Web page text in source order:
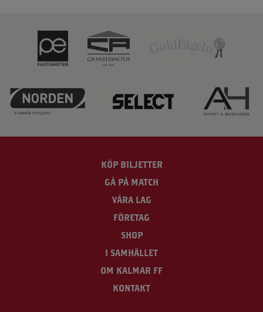
KÖP BILJETTER
GÅ PÅ MATCH
VÅRA LAG
FÖRETAG
SHOP
I SAMHÄLLET
OM KALMAR FF
KONTAKT